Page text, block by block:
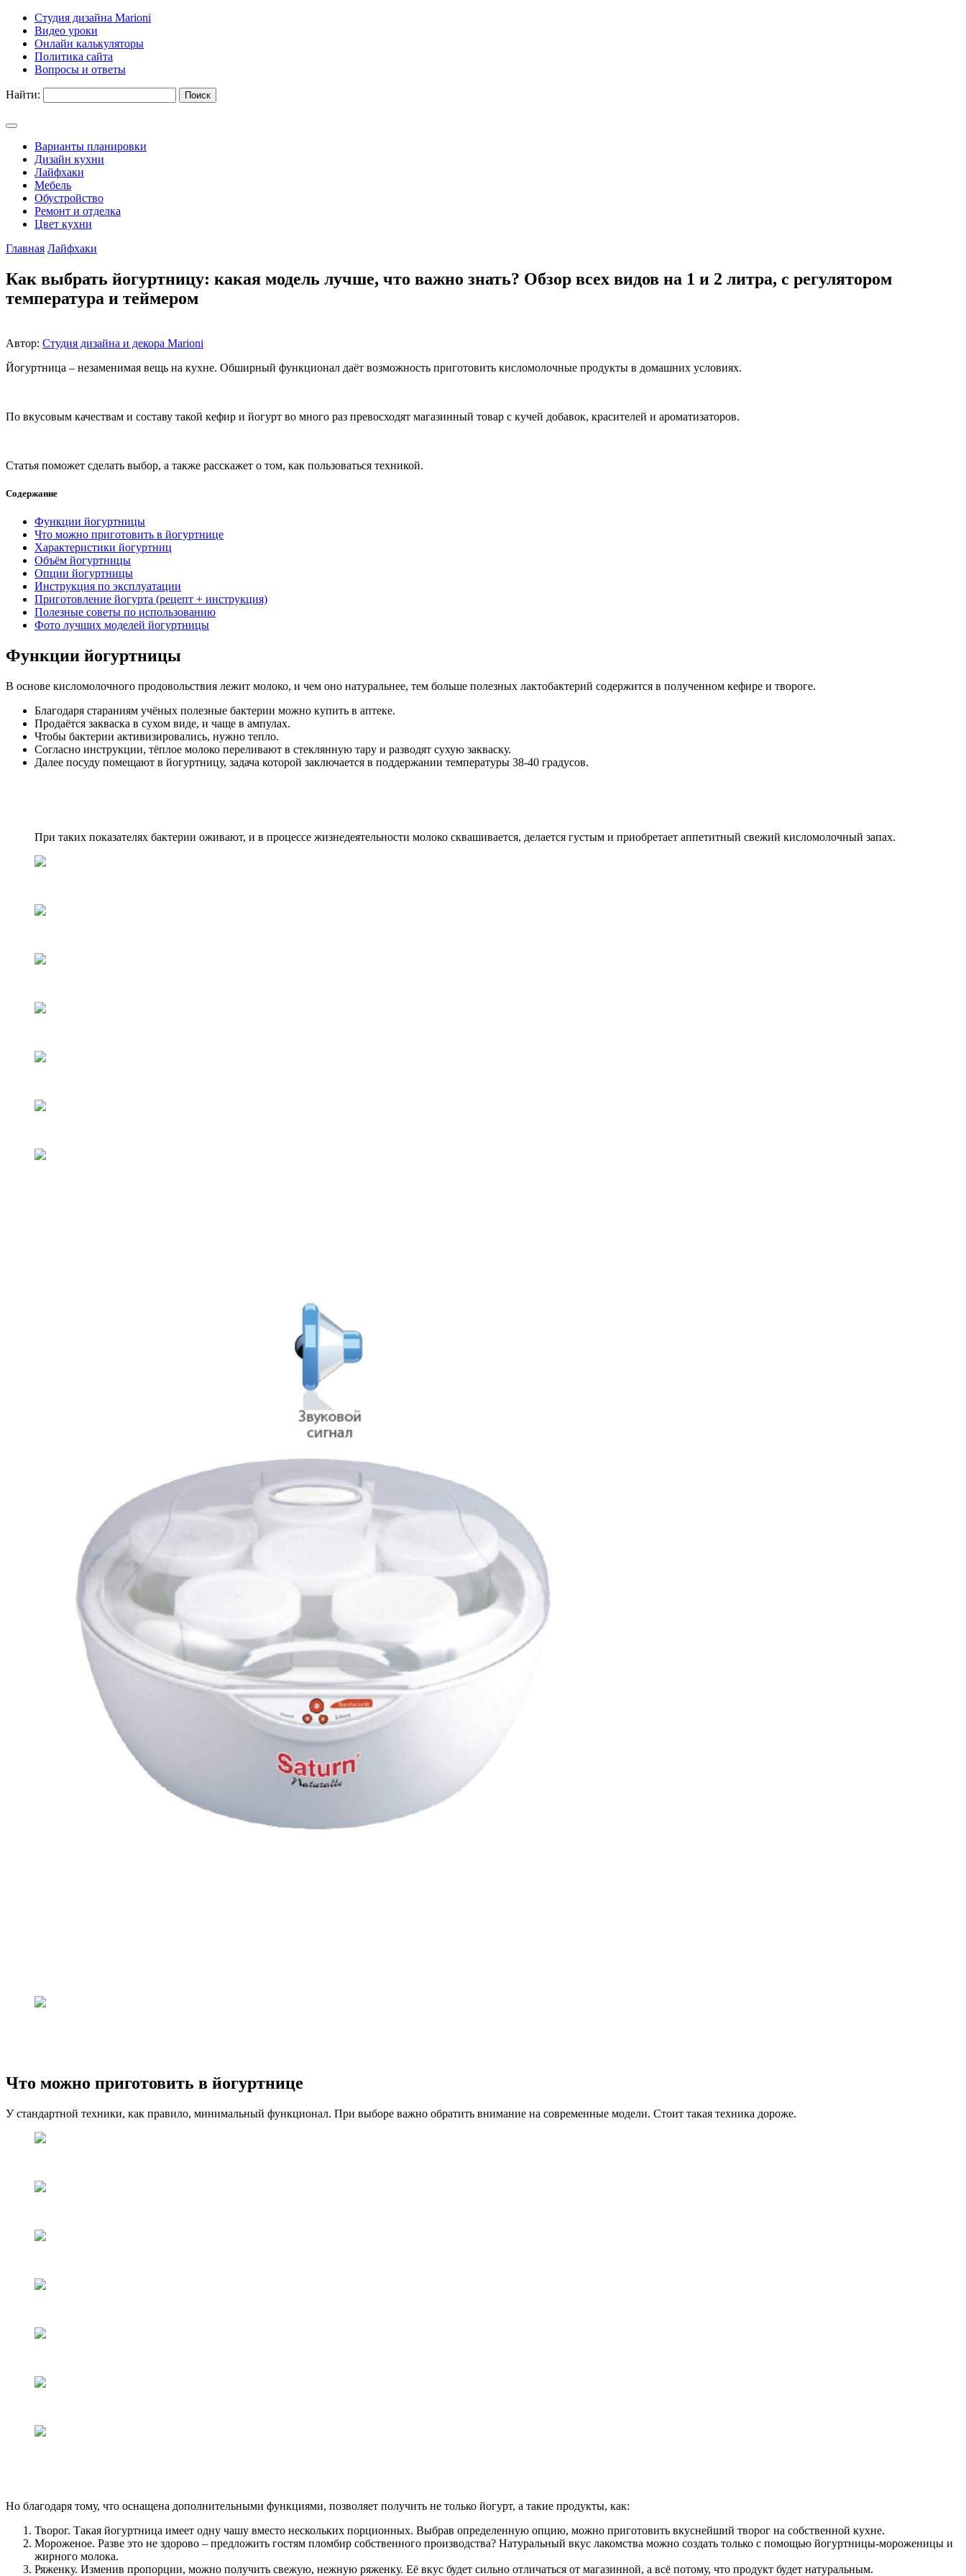
Студия дизайна Marioni
Видео уроки
Онлайн калькуляторы
Политика сайта
Вопросы и ответы
Найти:
Варианты планировки
Дизайн кухни
Лайфхаки
Мебель
Обустройство
Ремонт и отделка
Цвет кухни
Главная Лайфхаки
Как выбрать йогуртницу: какая модель лучше, что важно знать? Обзор всех видов на 1 и 2 литра, с регулятором
температура и теймером
Автор: Студия дизайна и декора Marioni
Йогуртница – незаменимая вещь на кухне. Обширный функционал даёт возможность приготовить кисломолочные продукты в домашних условиях.
По вкусовым качествам и составу такой кефир и йогурт во много раз превосходят магазинный товар с кучей добавок, красителей и ароматизаторов.
Статья поможет сделать выбор, а также расскажет о том, как пользоваться техникой.
Содержание
Функции йогуртницы
Что можно приготовить в йогуртнице
Характеристики йогуртниц
Объём йогуртницы
Опции йогуртницы
Инструкция по эксплуатации
Приготовление йогурта (рецепт + инструкция)
Полезные советы по использованию
Фото лучших моделей йогуртницы
Функции йогуртницы
В основе кисломолочного продовольствия лежит молоко, и чем оно натуральнее, тем больше полезных лактобактерий содержится в полученном кефире и твороге.
Благодаря стараниям учёных полезные бактерии можно купить в аптеке.
Продаётся закваска в сухом виде, и чаще в ампулах.
Чтобы бактерии активизировались, нужно тепло.
Согласно инструкции, тёплое молоко переливают в стеклянную тару и разводят сухую закваску.
Далее посуду помещают в йогуртницу, задача которой заключается в поддержании температуры 38-40 градусов.
При таких показателях бактерии оживают, и в процессе жизнедеятельности молоко сквашивается, делается густым и приобретает аппетитный свежий кисломолочный запах.
Что можно приготовить в йогуртнице
У стандартной техники, как правило, минимальный функционал. При выборе важно обратить внимание на современные модели. Стоит такая техника дороже.
Но благодаря тому, что оснащена дополнительными функциями, позволяет получить не только йогурт, а такие продукты, как:
Творог. Такая йогуртница имеет одну чашу вместо нескольких порционных. Выбрав определенную опцию, можно приготовить вкуснейший творог на собственной кухне.
Мороженое. Разве это не здорово – предложить гостям пломбир собственного производства? Натуральный вкус лакомства можно создать только с помощью йогуртницы-мороженицы и
жирного молока.
Ряженку. Изменив пропорции, можно получить свежую, нежную ряженку. Её вкус будет сильно отличаться от магазинной, а всё потому, что продукт будет натуральным.